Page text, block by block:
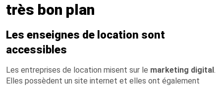
très bon plan
Les enseignes de location sont
accessibles
Les entreprises de location misent sur le marketing digital.
Elles possèdent un site internet et elles ont également